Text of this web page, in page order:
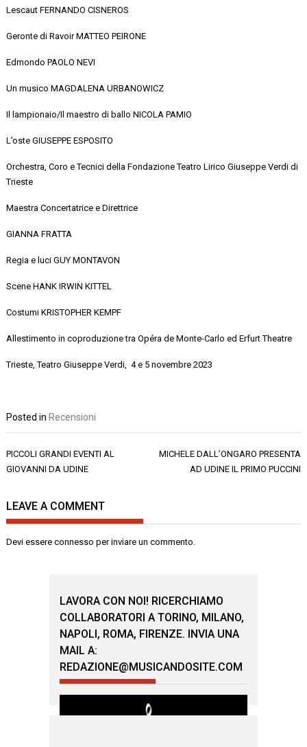
Lescaut FERNANDO CISNEROS
Geronte diRavoir MATTEO PEIRONE
Edmondo PAOLO NEVI
Un musico MAGDALENA URBANOWICZ
Il lampionaio/Il maestro di ballo NICOLA PAMIO
L’oste GIUSEPPE ESPOSITO
Orchestra, Coro e Tecnici della Fondazione Teatro Lirico Giuseppe Verdi di
Trieste
Maestra Concertatrice e Direttrice
GIANNA FRATTA
Regia e luciGUY MONTAVON
SceneHANK IRWIN KITTEL
CostumiKRISTOPHER KEMPF
Allestimento in coproduzione tra Opéra de Monte-Carlo ed Erfurt Theatre
Trieste, Teatro GiuseppeVerdi, 4e 5 novembre 2023
Posted in Recensioni
Navigazione
articoli
PICCOLI GRANDI EVENTI AL
GIOVANNI DA UDINE
MICHELE DALL’ONGARO PRESENTA
AD UDINE IL PRIMO PUCCINI
LEAVE A COMMENT
Devi essereconnesso per inviare un commento.
LAVORA CON NOI! RICERCHIAMO
COLLABORATORI A TORINO, MILANO,
NAPOLI, ROMA, FIRENZE. INVIA UNA
MAIL A:
REDAZIONE@MUSICANDOSITE.COM